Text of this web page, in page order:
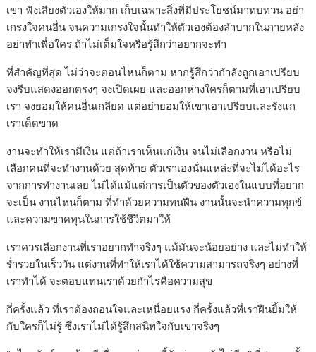
เขา ฟังเสียงตัวเองให้มาก เก็บเฉพาะสิ่งที่มีประโยชน์มาทบทวน อย่า
เกรงใจคนอื่น จนความเกรงใจนั้นทำให้ตัวเองต้องลำบากในภายหลัง
อย่าทำเพื่อใคร ถ้าไม่เต็มใจหรือรู้สึกว่าอยากจะทำ
ที่สำคัญที่สุด ไม่ว่าจะตอนไหนก็ตาม หากรู้สึกว่ากำลังถูกเอาเปรียบ
จงรีบแสดงออกตรงๆ จงเปิดเผย และออกห่างใครก็ตามที่เอาเปรียบ
เรา จงยอมให้คนอื่นเกลียด แต่อย่ายอมให้เขาเอาเปรียบและรังแก
เราเด็ดขาด
งานจะทำให้เรามีเงิน แต่ถ้าเราเห็นแก่เงิน จนไม่เลือกงาน หรือไม่
เลือกคนที่จะทำงานด้วย สุดท้าย ตัวเราเองนั่นแหล่ะที่จะไม่ได้อะไร
จากการทำงานเลย ไม่ได้แม้แต่การเป็นตัวของตัวเองในแบบที่อยาก
จะเป็น งานไหนก็ตาม ที่ทำด้วยความทนฝืน งานนั้นจะนำความทุกข์
และความขาดทุนในการใช้ชีวิตมาให้
เราควรเลือกงานที่เราอยากทำจริงๆ แม้มันจะน้อยอย่าง และไม่ทำให้
ร่ำรวยในเร็ววัน แต่งานที่ทำให้เราได้ใช้ความสามารถจริงๆ อย่างที่
เราทำได้ จะตอบแทนเราด้วยกำไรคือความสุข
กี่ครั้งแล้ว ที่เราต้องถอนใจและเหนื่อยแรง กี่ครั้งแล้วที่เราฝืนยิ้มให้
กับใครก็ไม่รู้ ซึ่งเราไม่ได้รู้สึกสนิทใจกับเขาจริงๆ